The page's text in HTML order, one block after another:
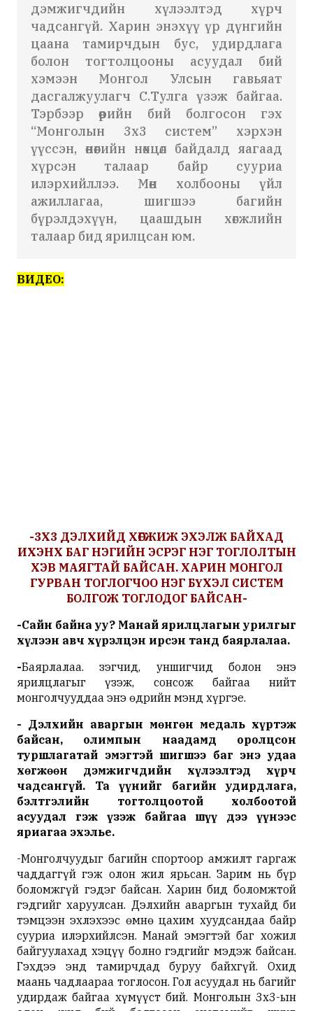
дэмжигчдийн хүлээлтэд хүрч
чадсангүй. Харин энэхүү үр дүнгийн
цаана тамирчдын бус, удирдлага
болон тогтолцооны асуудал бий
хэмээн Монгол Улсын гавьяат
дасгалжуулагч С.Тулга үзэж байгаа.
Тэрбээр өөрийн бий болгосон гэх
“Монголын 3х3 систем” хэрхэн
үүссэн, өнөөгийн нөхцөл байдалд яагаад
хүрсэн талаар байр сууриа
илэрхийллээ. Мөн холбооны үйл
ажиллагаа, шигшээ багийн
бүрэлдэхүүн, цаашдын хөгжлийн
талаар бид ярилцсан юм.
ВИДЕО:
-3Х3 ДЭЛХИЙД ХӨГЖИЖ ЭХЭЛЖ БАЙХАД
ИХЭНХ БАГ НЭГИЙН ЭСРЭГ НЭГ ТОГЛОЛТЫН
ХЭВ МАЯГТАЙ БАЙСАН. ХАРИН МОНГОЛ
ГУРВАН ТОГЛОГЧОО НЭГ БҮХЭЛ СИСТЕМ
БОЛГОЖ ТОГЛОДОГ БАЙСАН-
-Сайн байна уу? Манай ярилцлагын урилгыг
хүлээн авч хүрэлцэн ирсэн танд баярлалаа.
-Баярлалаа. Үзэгчид, уншигчид болон энэ
ярилцлагыг үзэж, сонсож байгаа нийт
монголчууддаа энэ өдрийн мэнд хүргэе.
- Дэлхийн аваргын мөнгөн медаль хүртэж
байсан, олимпын наадамд
оролцсон
туршлагатай эмэгтэй шигшээ баг энэ удаа
хөгжөөн
дэмжигчдийн хүлээлтэд
хүрч
чадсангүй. Та үүнийг багийн удирдлага,
бэлтгэлийн
тогтолцоотой
холбоотой
асуудал
гэж үзэж байгаа шүү дээүүнээс
яриагаа эхэлье.
-Монголчуудыг багийн спортоор амжилт гаргаж
чаддаггүй гэж олон жил ярьсан. Зарим нь бүр
боломжгүй гэдэг байсан. Харин бид боломжтой
гэдгийг харуулсан. Дэлхийн аваргын тухайд би
тэмцээн эхлэхээс өмнө цахим хуудсандаа байр
сууриа илэрхийлсэн. Манай эмэгтэй баг хожил
байгуулахад хэцүү болно гэдгийг мэдэж байсан.
Гэхдээ энд тамирчдад буруу байхгүй. Охид
маань чадлаараа тоглосон. Гол асуудал нь багийг
удирдаж байгаа хүмүүст бий. Монголын 3х3-ын